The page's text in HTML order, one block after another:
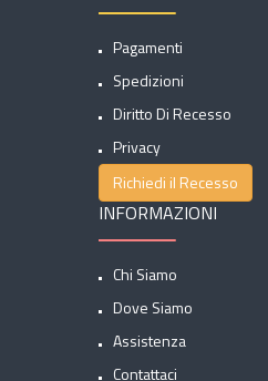
Pagamenti
Spedizioni
Diritto Di Recesso
Privacy
Richiedi il Recesso
INFORMAZIONI
Chi Siamo
Dove Siamo
Assistenza
Contattaci